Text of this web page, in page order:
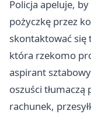
Policja apeluje,
pożyczkę przez
skontaktować się
która rzekomo
aspirant
oszuści
rachunek,